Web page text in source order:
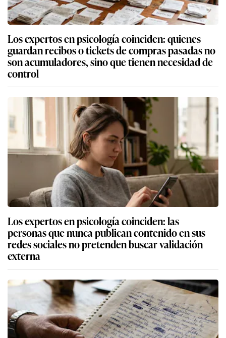
Los expertos en psicología coinciden: quienes
guardan recibos o tickets de compras pasadas no
son acumuladores, sino que tienen necesidad de
control
Los expertos en psicología coinciden: las
personas que nunca publican contenido en sus
redes sociales no pretenden buscar validación
externa